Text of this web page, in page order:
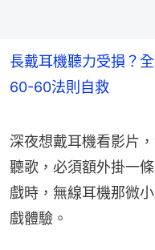
長戴耳機聽力受損？
60-60法則自救
深夜想戴耳機看影片
聽歌，必須額外掛一
戲時，無線耳機那微
戲體驗。